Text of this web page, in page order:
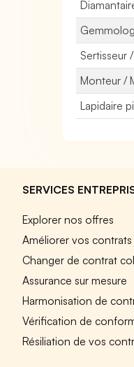
Sertisseur
Monteur /
Lapidaire
SERVICES
Explorer nos offres
Améliorer vos contrats
Changer de contrat
Assurance sur mesure
Harmonisation de
Vérification de
Résiliation de vos